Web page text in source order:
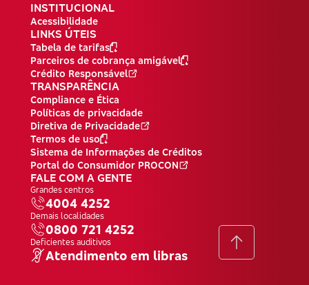
INSTITUCIONAL
Acessibilidade
LINKS ÚTEIS
Tabela de tarifas
Parceiros de cobrança amigável
Crédito Responsável
TRANSPARÊNCIA
Compliance e Ética
Políticas de privacidade
Diretiva de Privacidade
Termos de uso
Sistema de Informações de Créditos
Portal do Consumidor PROCON
FALE COM A GENTE
Grandes centros
4004 4252
Demais localidades
0800 721 4252
Deficientes auditivos
Atendimento em libras
Voltar
topo